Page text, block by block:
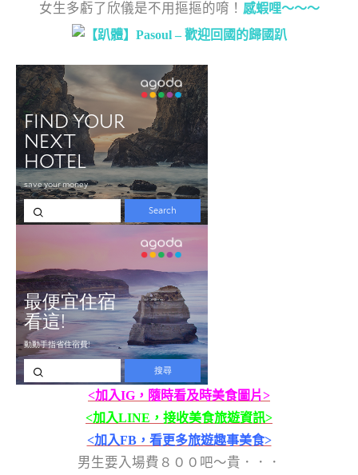
女生多虧了欣儀是不用摳摳的唷！ 感蝦哩～～～
<加入IG，隨時看及時美食圖片>
<加入LINE，接收美食旅遊資訊>
<加入FB，看更多旅遊趣事美食>
男生要入場費８００吧～貴．．．